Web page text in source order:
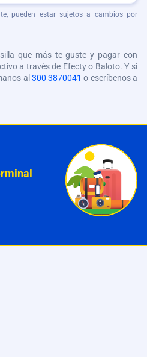
pueden estar sujetos a cambios por
que más te guste y pagar con
a través de Efecty o Baloto. Y si
al 300 3870041 o escríbenos a